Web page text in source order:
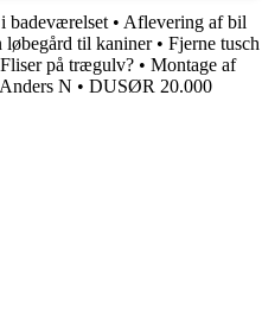
badeværelset • Aflevering af bil
løbegård til kaniner• Fjerne tusch
Fliser på trægulv? • Montage af
N • DUSØR 20.000